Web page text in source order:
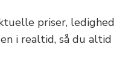
priser, ledighed
i realtid, så du altid